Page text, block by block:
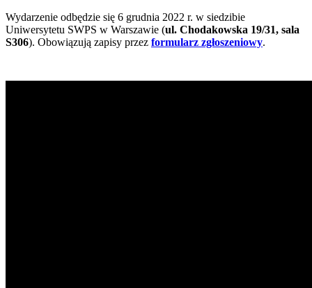
Wydarzenie odbędzie się 6 grudnia 2022 r. w siedzibie
Uniwersytetu SWPS w Warszawie (ul. Chodakowska 19/31, sala
S306). Obowiązują zapisy przez formularz zgłoszeniowy.